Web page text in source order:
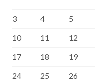
3
4 5
10
11 12
17
18 19
24
25 26